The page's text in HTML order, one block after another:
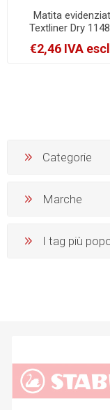
Matita
Textliner Dry
Jumbo - rosa -
mina 5,4mm - Faber
€2,46 IVA
Categorie
Marche
I tag più